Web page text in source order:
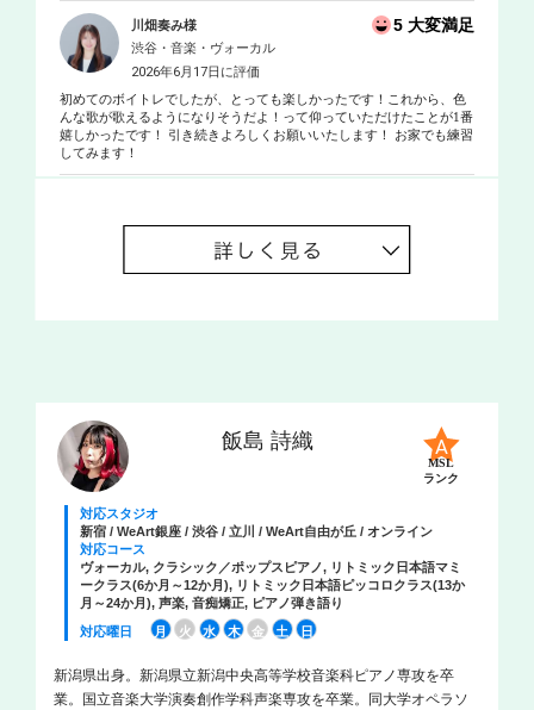
手と左手を使って、違うリズムを同時に刻む練習方法を教えていただ
きました。 ギターを持たなくてもできるので、継続してやってみよう
と思います。
川畑奏み様 5 大変満足
渋谷・音楽・ヴォーカル
2026年6月17日に評価
初めてのボイトレでしたが、とっても楽しかったです！これから、色
んな歌が歌えるようになりそうだよ！って仰っていただけたことが1番
嬉しかったです！ 引き続きよろしくお願いいたします！ お家でも練習
してみます！
飯島 詩織
MSL
ランク
対応スタジオ
新宿 / WeArt銀座 / 渋谷 / 立川 / WeArt自由が丘 / オンライン
対応コース
ヴォーカル, クラシック／ポップスピアノ, リトミック日本語マミ
ークラス(6か月～12か月), リトミック日本語ピッコロクラス(13か
月～24か月), 声楽, 音痴矯正, ピアノ弾き語り
対応曜日
月 火 水 木 金 土 日
新潟県出身。新潟県立新潟中央高等学校音楽科ピアノ専攻を卒
業。国立音楽大学演奏創作学科声楽専攻を卒業。同大学オペラソ